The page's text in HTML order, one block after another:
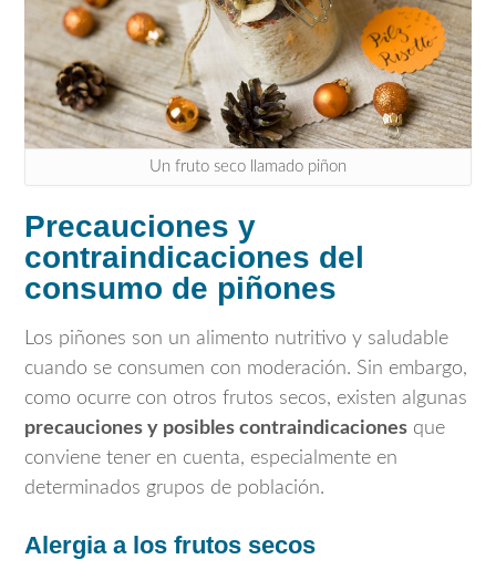
Un fruto seco llamado piñon
Precauciones y
contraindicaciones del
consumo de piñones
Los piñones son un alimento nutritivo y saludable
cuando se consumen con moderación. Sin embargo,
como ocurre con otros frutos secos, existen algunas
precauciones y posibles contraindicaciones que
conviene tener en cuenta, especialmente en
determinados grupos de población.
Alergia a los frutos secos